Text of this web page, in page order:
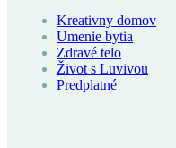
Kreativny domov
Umenie bytia
Zdravé telo
Život s Luvivou
Predplatné